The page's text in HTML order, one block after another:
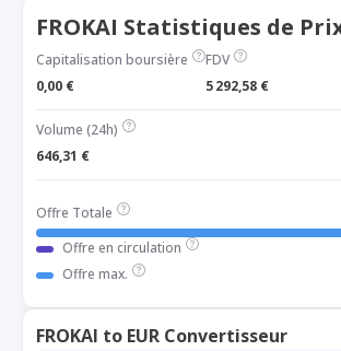
FROKAI Statistiques de
Capitalisation boursière
0,00 €
FDV
5 292,58 €
Volume (24h)
646,31 €
Offre Totale
Offre en circulation
Offre max.
FROKAI to EUR Convertisseur